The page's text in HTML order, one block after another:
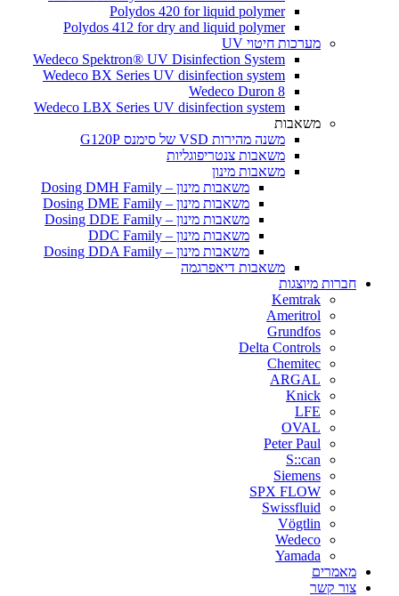
Polydos 420 for liquid polymer
Polydos 412 for dry and liquid polymer
מערכות חיטוי UV
Wedeco Spektron® UV Disinfection System
Wedeco BX Series UV disinfection system
Wedeco Duron 8
Wedeco LBX Series UV disinfection system
משאבות
משנה מהירות VSD של סימנס G120P
משאבות צנטריפוגליות
משאבות מינון
משאבות מינון – Dosing DMH Family
משאבות מינון – Dosing DME Family
משאבות מינון – Dosing DDE Family
משאבות מינון – DDC Family
משאבות מינון – Dosing DDA Family
משאבות דיאפרגמה
חברות מיוצגות
Kemtrak
Ameritrol
Grundfos
Delta Controls
Chemitec
ARGAL
Knick
LFE
OVAL
Peter Paul
S::can
Siemens
SPX FLOW
Swissfluid
Vögtlin
Wedeco
Yamada
מאמרים
צור קשר